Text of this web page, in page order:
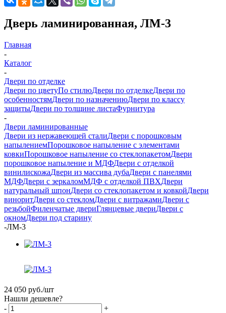
Дверь ламинированная, ЛМ-3
Главная
-
Каталог
-
Двери по отделке
Двери по цветуПо стилюДвери по отделкеДвери по
особенностямДвери по назначениюДвери по классу
защитыДвери по толщине листаФурнитура
-
Двери ламинированные
Двери из нержавеющей сталиДвери с порошковым
напылениемПорошковое напыление с элементами
ковкиПорошковое напыление со стеклопакетомДвери
порошковое напыление и МДФДвери с отделкой
винилискожаДвери из массива дубаДвери с панелями
МДФДвери с зеркаломМДФ с отделкой ПВХДвери
натуральный шпонДвери со стеклопакетом и ковкойДвери
виноритДвери со стекломДвери с витражамиДвери с
резьбойФиленчатые двериГлянцевые двериДвери с
окномДвери под старину
-ЛМ-3
24 050 руб./шт
Нашли дешевле?
-
+